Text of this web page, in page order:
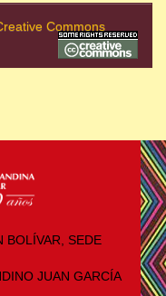
Commons
BOLÍVAR, SEDE
JUAN GARCÍA